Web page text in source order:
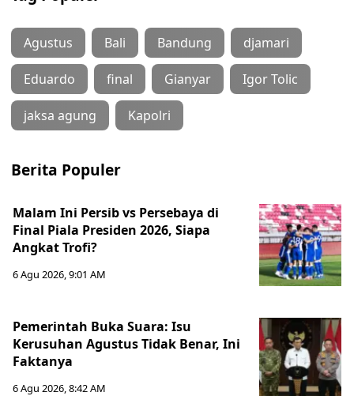
Agustus Bali Bandung djamari
Eduardo final Gianyar Igor Tolic
jaksa agung Kapolri
Berita Populer
Malam Ini Persib vs Persebaya di
Final Piala Presiden 2026, Siapa
Angkat Trofi?
6 Agu 2026, 9:01 AM
Pemerintah Buka Suara: Isu
Kerusuhan Agustus Tidak Benar, Ini
Faktanya
6 Agu 2026, 8:42 AM